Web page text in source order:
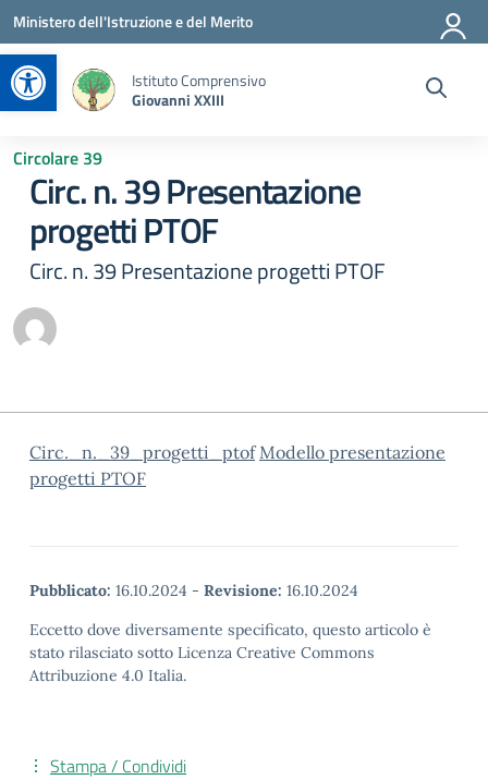
Apri la barra degli strumenti
Vai ai contenuti
Vai al menu di navigazione
Vai al footer
Ministero dell'Istruzione e del Merito
Istituto Comprensivo
Giovanni XXIII
Circolare 39
Circ. n. 39 Presentazione
progetti PTOF
Circ. n. 39 Presentazione progetti PTOF
Circ._n._39_progetti_ptof Modello presentazione
progetti PTOF
Pubblicato: 16.10.2024 - Revisione: 16.10.2024
Eccetto dove diversamente specificato, questo articolo è
stato rilasciato sotto Licenza Creative Commons
Attribuzione 4.0 Italia.
Stampa / Condividi